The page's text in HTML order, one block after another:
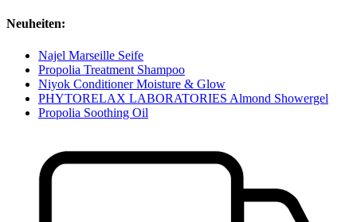
Neuheiten:
Najel Marseille Seife
Propolia Treatment Shampoo
Niyok Conditioner Moisture & Glow
PHYTORELAX LABORATORIES Almond Showergel
Propolia Soothing Oil